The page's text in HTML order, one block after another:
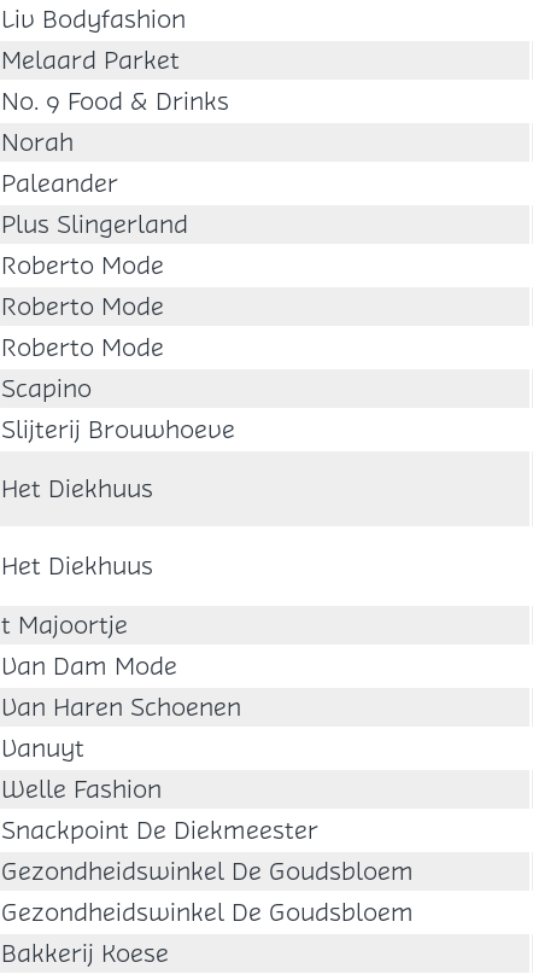
Liv Bodyfashion
Melaard Parket
No. 9 Food & Drinks
Norah
Paleander
Plus Slingerland
Roberto Mode
Roberto Mode
Roberto Mode
Scapino
Slijterij Brouwhoeve
Het Diekhuus
Het Diekhuus
t Majoortje
Van Dam Mode
Van Haren Schoenen
Vanuyt
Welle Fashion
Snackpoint De Diekmeester
Gezondheidswinkel De Goudsbloem
Gezondheidswinkel De Goudsbloem
Bakkerij Koese